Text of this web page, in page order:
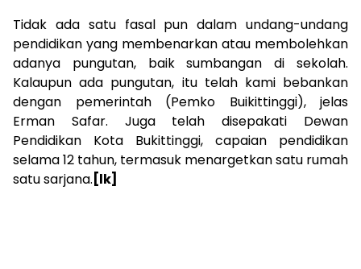
Tidak ada satu fasal pun dalam undang-undang
pendidikan yang membenarkan atau membolehkan
adanya pungutan, baik sumbangan di sekolah.
Kalaupun ada pungutan, itu telah kami bebankan
dengan pemerintah (Pemko Buikittinggi), jelas
Erman Safar. Juga telah disepakati Dewan
Pendidikan Kota Bukittinggi, capaian pendidikan
selama 12 tahun, termasuk menargetkan satu rumah
satu sarjana. [lk]